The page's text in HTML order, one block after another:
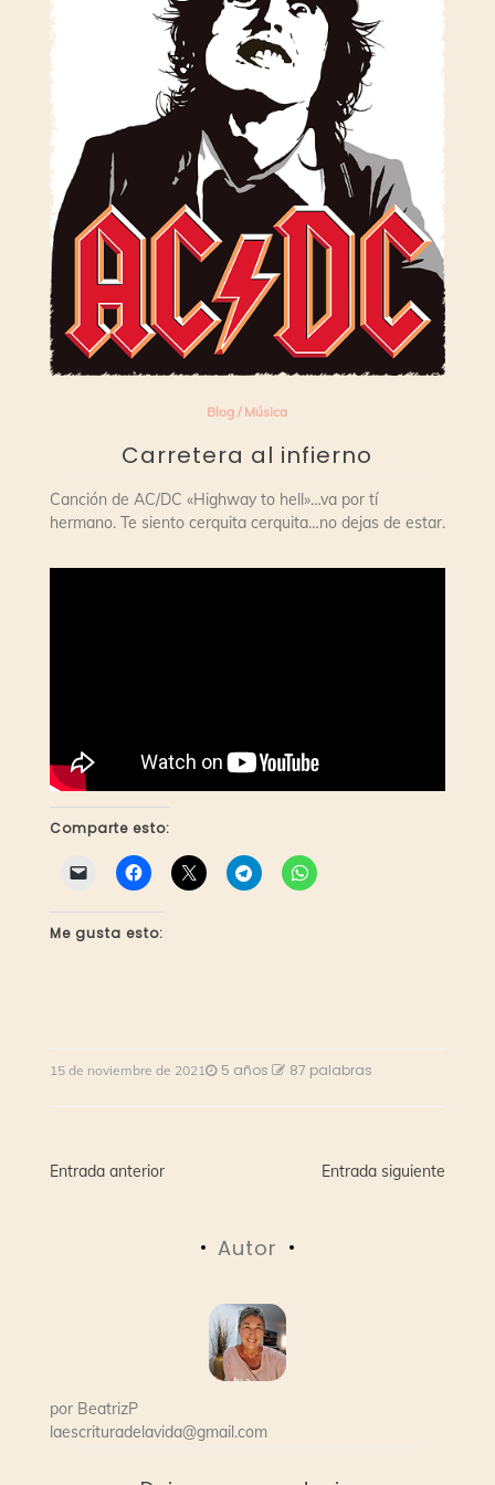
Blog / Música
Carretera al infierno
Canción de AC/DC «Highway to hell»…va por tí
hermano. Te siento cerquita cerquita…no dejas de estar.
Comparte esto:
Me gusta esto:
15 de noviembre de 2021 5 años 87 palabras
Navegación
entradas
Entrada anterior Entrada siguiente
Autor
por BeatrizP
laescrituradelavida@gmail.com